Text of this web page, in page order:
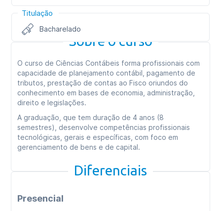
Titulação
Bacharelado
Sobre o curso
O curso de Ciências Contábeis forma profissionais com
capacidade de planejamento contábil, pagamento de
tributos, prestação de contas ao Fisco oriundos do
conhecimento em bases de economia, administração,
direito e legislações.
A graduação, que tem duração de 4 anos (8
semestres), desenvolve competências profissionais
tecnológicas, gerais e específicas, com foco em
gerenciamento de bens e de capital.
Diferenciais
Presencial